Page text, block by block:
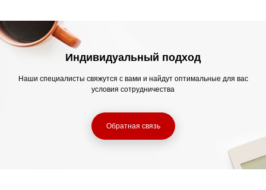
Индивидуальный подход
Наши специалисты свяжутся с вами и найдут оптимальные для вас
условия сотрудничества
Обратная связь